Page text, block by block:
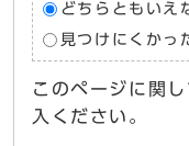
どちらともいえ
見つけにくかっ
このページに関
入ください。